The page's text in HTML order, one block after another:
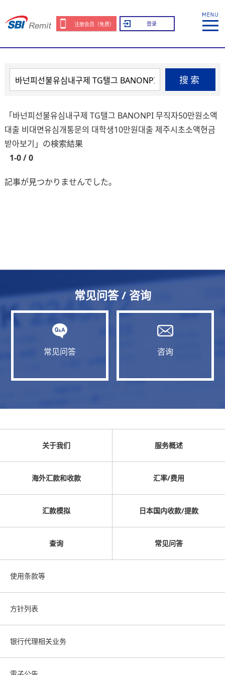
注册会员（免费） 登录
搜索
「바넌피선불유심내구제 TG탤그 BANONPI 무직자50만원소액
대출 비대면유심개통문의 대학생10만원대출 제주시초소액현금
받아보기」の検索結果
1-0 / 0
記事が見つかりませんでした。
常见问答 / 咨询
常见问答 咨询
关于我们 服务概述
海外汇款和收款 汇率/费用
汇款模拟 日本国内收款/提款
查询 常见问答
使用条款等
方针列表
银行代理相关业务